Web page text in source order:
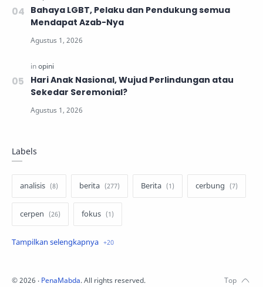
Bahaya LGBT, Pelaku dan Pendukung semua
Mendapat Azab-Nya
Hari Anak Nasional, Wujud Perlindungan atau
Sekedar Seremonial?
Labels
analisis berita Berita cerbung
cerpen fokus
hukum internasional
©2026 ‧ PenaMabda. All rights reserved.